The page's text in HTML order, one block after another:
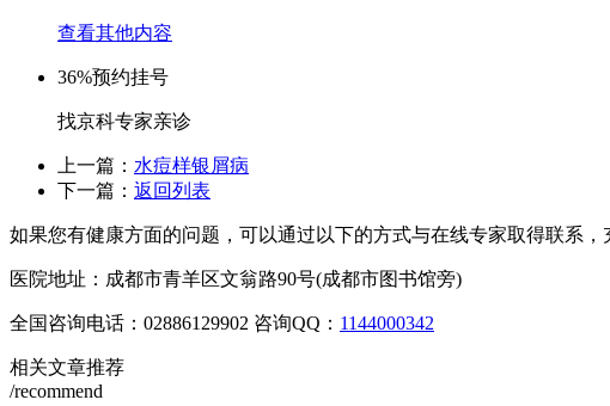
查看其他内容
36%预约挂号
找京科专家亲诊
上一篇： 水痘样银屑病
下一篇： 返回列表
如果您有健康方面的问题，可以通过以下的方式与在线专家取得联系，
医院地址：成都市青羊区文翁路90号(成都市图书馆旁)
全国咨询电话： 02886129902 咨询QQ： 1144000342
相关文章推荐
/recommend